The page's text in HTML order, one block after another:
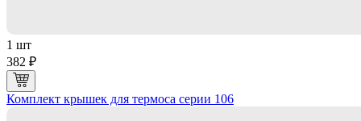
1 шт
382 ₽
Комплект крышек для термоса серии 106